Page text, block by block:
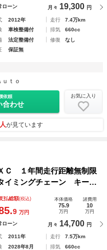
ローン 月々 19,300 円
2012年 走行
7.4万km
車検整備付 排気
660cc
法定整備付 修復
なし
保証無
ｔｏ
依頼
合わせ
お気に入り
が見ています
Ｃ １年間走行距離無制限
ミングチェーン キーレ
ブルエアバック ＡＷ
ーボ車 パワーウィンド
払総額(税込)
9 万円
本体価格
75.9
万円
諸費用
10
万円
ローン 月々 14,700 円
2011年 走行
7.5万km
2028年8月 排気
660cc